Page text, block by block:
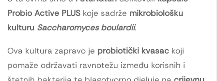
Probio Active PLUS koje sadrže mikrobiološku
kulturu Saccharomyces boulardii.
Ova kultura zapravo je probiotički kvasac koji
pomaže održavati ravnotežu između korisnih i